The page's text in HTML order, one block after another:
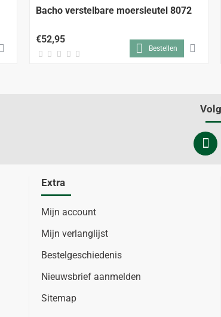
Bacho verstelbare moersleutel 8072
€52,95
Bestellen
Extra
Mijn account
Mijn verlanglijst
Bestelgeschiedenis
Nieuwsbrief aanmelden
Sitemap